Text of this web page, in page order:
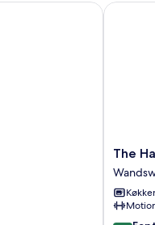
The
Haydon
by
Nestor
The
The